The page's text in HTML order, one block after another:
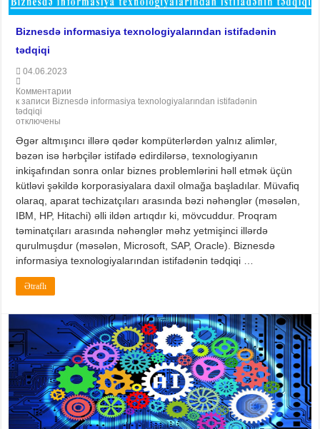
Biznesdə informasiya texnologiyalarından istifadənin
tədqiqi
04.06.2023
Комментарии
к записи Biznesdə informasiya texnologiyalarından istifadənin
tədqiqi
отключены
Əgər altmışıncı illərə qədər kompüterlərdən yalnız alimlər,
bəzən isə hərbçilər istifadə edirdilərsə, texnologiyanın
inkişafından sonra onlar biznes problemlərini həll etmək üçün
kütləvi şəkildə korporasiyalara daxil olmağa başladılar. Müvafiq
olaraq, aparat təchizatçıları arasında bəzi nəhənglər (məsələn,
IBM, HP, Hitachi) əlli ildən artıqdır ki, mövcuddur. Proqram
təminatçıları arasında nəhənglər məhz yetmişinci illərdə
qurulmuşdur (məsələn, Microsoft, SAP, Oracle). Biznesdə
informasiya texnologiyalarından istifadənin tədqiqi …
Ətraflı